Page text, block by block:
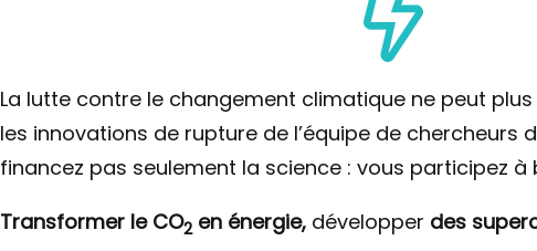
La lutte contre le changement climatique ne peut
les innovations de rupture de l’équipe de chercheurs
financez pas seulement la science : vous participez à
Transformer le CO2 en énergie, développer des